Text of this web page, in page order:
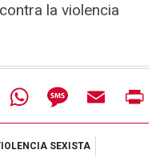
la violencia
MeneameWhatsAppMessageEmail
SEXISTA